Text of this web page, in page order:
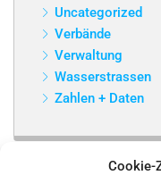
Cookie-
Uncategorized
Verbände
Verwaltung
Wasserstrassen
Zahlen + Daten